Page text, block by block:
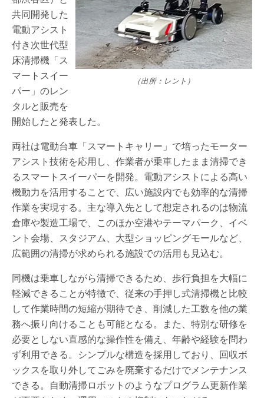
（出所：レント）
共同開発した
電動アシスト
付き次世代型
床清掃機「ス
マートスイー
パー」のレン
タルと販売を
開始したと発表した。
両社は電動台車「スマートキャリー」で培ったモーター
アシスト技術を応用し、作業者が乗車したまま清掃でき
るスマートスイーパーを開発。電動アシストによる高い
機動力を活用することで、広い施設内でも効率的な清掃
作業を実現する。主な導入先として想定されるのは物流
倉庫や製造工場で、このほか空港やテーマパーク、イベ
ント会場、スタジアム、大型ショッピングモールなど、
広範囲の清掃が求められる施設での活用も見込む。
同機は乗車しながら清掃できるため、歩行負担を大幅に
軽減できることが特徴で、従来の手押し式清掃機と比較
して作業時間の短縮が期待でき、削減した工数を他の業
務へ振り向けることも可能となる。また、特別な研修を
必要としない直感的な操作性を備え、年齢や経験を問わ
ず利用できる。シンプルな構造を採用しており、回収ボ
ックスを取り外してごみを廃棄するだけでメンテナンス
できる。自動清掃ロボットのようなプログラム更新作業